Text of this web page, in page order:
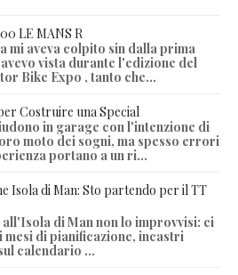
LE MANS R
mi aveva colpito sin dalla prima
vista durante l'edizione del
Bike Expo , tanto che...
Costruire una Special
in garage con l'intenzione di
moto dei sogni, ma spesso errori
portano a un ri...
Isola di Man: Sto partendo per il TT
all'Isola di Man non lo improvvisi: ci
mesi di pianificazione, incastri
calendario ...